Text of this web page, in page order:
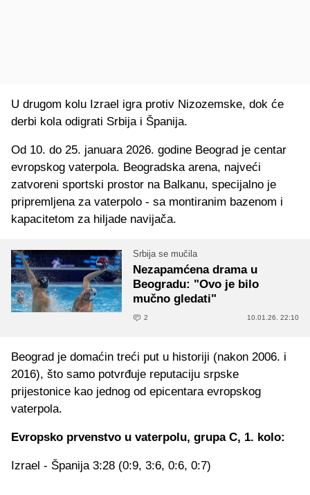
U drugom kolu Izrael igra protiv Nizozemske, dok će
derbi kola odigrati Srbija i Španija.
Od 10. do 25. januara 2026. godine Beograd je centar
evropskog vaterpola. Beogradska arena, najveći
zatvoreni sportski prostor na Balkanu, specijalno je
pripremljena za vaterpolo - sa montiranim bazenom i
kapacitetom za hiljade navijača.
Srbija se mučila
Nezapamćena drama u
Beogradu: "Ovo je bilo
mučno gledati"
2 10.01.26. 22:10
Beograd je domaćin treći put u historiji (nakon 2006. i
2016), što samo potvrđuje reputaciju srpske
prijestonice kao jednog od epicentara evropskog
vaterpola.
Evropsko prvenstvo u vaterpolu, grupa C, 1. kolo:
Izrael - Španija 3:28 (0:9, 3:6, 0:6, 0:7)